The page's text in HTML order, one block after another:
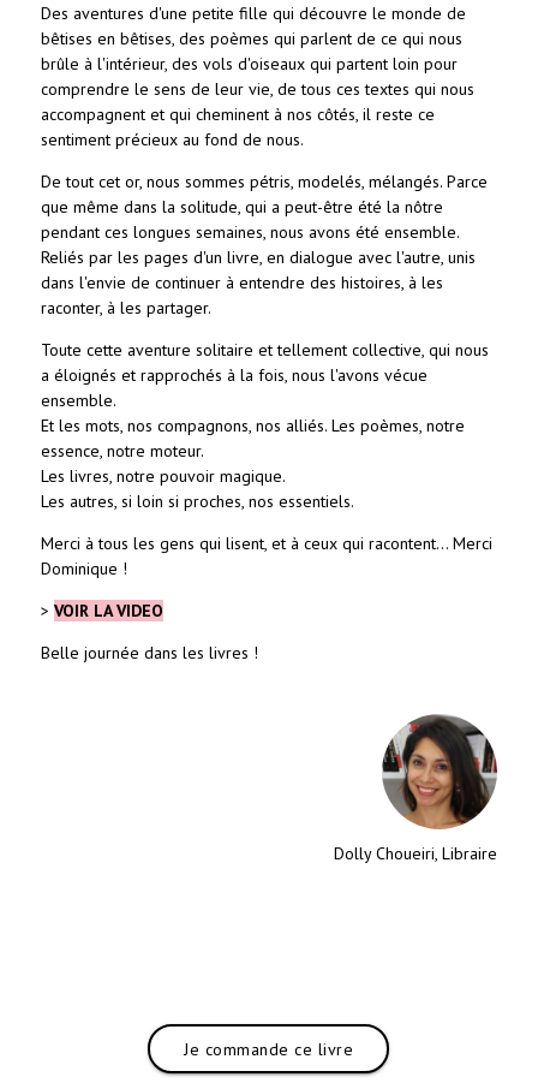
Des aventures d'une petite fille qui découvre le monde de
bêtises en bêtises, des poèmes qui parlent de ce qui nous
brûle à l'intérieur, des vols d'oiseaux qui partent loin pour
comprendre le sens de leur vie, de tous ces textes qui nous
accompagnent et qui cheminent à nos côtés, il reste ce
sentiment précieux au fond de nous.
De tout cet or, nous sommes pétris, modelés, mélangés. Parce
que même dans la solitude, qui a peut-être été la nôtre
pendant ces longues semaines, nous avons été ensemble.
Reliés par les pages d'un livre, en dialogue avec l'autre, unis
dans l'envie de continuer à entendre des histoires, à les
raconter, à les partager.
Toute cette aventure solitaire et tellement collective, qui nous
a éloignés et rapprochés à la fois, nous l'avons vécue
ensemble.
Et les mots, nos compagnons, nos alliés. Les poèmes, notre
essence, notre moteur.
Les livres, notre pouvoir magique.
Les autres, si loin si proches, nos essentiels.
Merci à tous les gens qui lisent, et à ceux qui racontent... Merci
Dominique !
> VOIR LA VIDEO
Belle journée dans les livres !
Dolly Choueiri, Libraire
Je commande ce livre